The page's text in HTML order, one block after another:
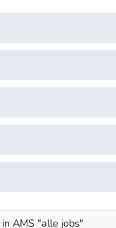
AMS "alle jobs"